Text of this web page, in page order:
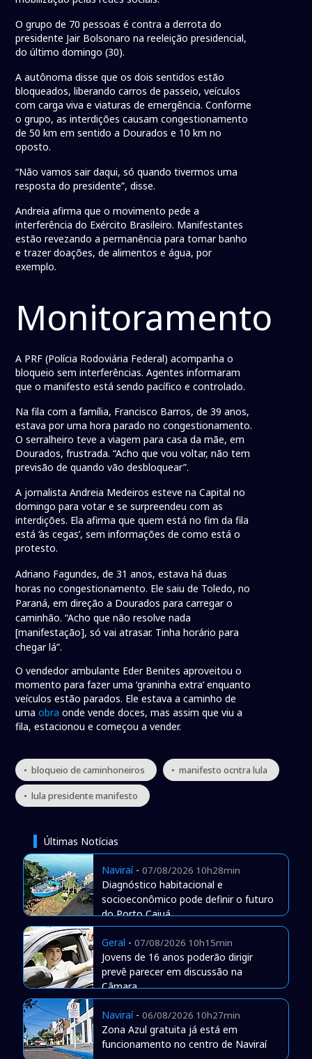
O grupo de 70 pessoas é contra a derrota do
presidente Jair Bolsonaro na reeleição presidencial,
do último domingo (30).
A autônoma disse que os dois sentidos estão
bloqueados, liberando carros de passeio, veículos
com carga viva e viaturas de emergência. Conforme
o grupo, as interdições causam congestionamento
de 50 km em sentido a Dourados e 10 km no
oposto.
“Não vamos sair daqui, só quando tivermos uma
resposta do presidente”, disse.
Andreia afirma que o movimento pede a
interferência do Exército Brasileiro. Manifestantes
estão revezando a permanência para tomar banho
e trazer doações, de alimentos e água, por
exemplo.
Monitoramento
A PRF (Polícia Rodoviária Federal) acompanha o
bloqueio sem interferências. Agentes informaram
que o manifesto está sendo pacífico e controlado.
Na fila com a família, Francisco Barros, de 39 anos,
estava por uma hora parado no congestionamento.
O serralheiro teve a viagem para casa da mãe, em
Dourados, frustrada. “Acho que vou voltar, não tem
previsão de quando vão desbloquear”.
A jornalista Andreia Medeiros esteve na Capital no
domingo para votar e se surpreendeu com as
interdições. Ela afirma que quem está no fim da fila
está ‘às cegas’, sem informações de como está o
protesto.
Adriano Fagundes, de 31 anos, estava há duas
horas no congestionamento. Ele saiu de Toledo, no
Paraná, em direção a Dourados para carregar o
caminhão. “Acho que não resolve nada
[manifestação], só vai atrasar. Tinha horário para
chegar lá”.
O vendedor ambulante Eder Benites aproveitou o
momento para fazer uma ‘graninha extra’ enquanto
veículos estão parados. Ele estava a caminho de
umaobra onde vende doces, mas assim que viu a
fila, estacionou e começou a vender.
• bloqueio de caminhoneiros • manifesto ocntra lula
• lula presidente manifesto
Últimas Notícias
Naviraí- 07/08/2026 10h28min
Diagnóstico habitacional e
socioeconômico pode definir o futuro
do Porto Caiuá
Geral - 07/08/2026 10h15min
Jovens de 16 anos poderão dirigir
prevê parecer em discussão na
Câmara
Naviraí- 06/08/2026 10h27min
Zona Azul gratuita já está em
funcionamento no centro de Naviraí